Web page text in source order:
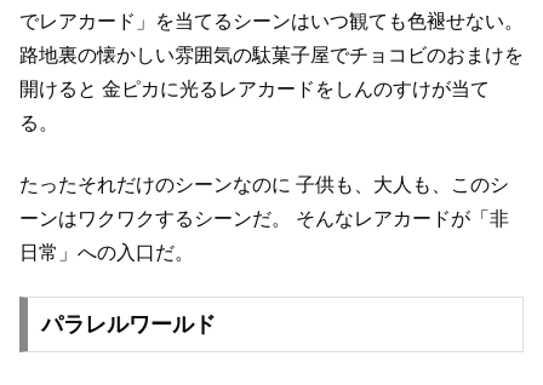
でレアカード」を当てるシーンはいつ観ても色褪せない。
路地裏の懐かしい雰囲気の駄菓子屋でチョコビのおまけを
開けると 金ピカに光るレアカードをしんのすけが当て
る。
たったそれだけのシーンなのに 子供も、大人も、このシ
ーンはワクワクするシーンだ。
そんなレアカードが「非
日常」への入口だ。
パラレルワールド